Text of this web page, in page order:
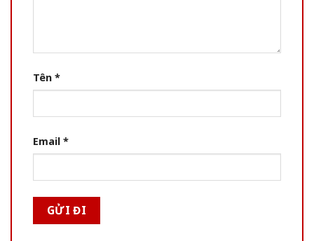
Tên *
Email *